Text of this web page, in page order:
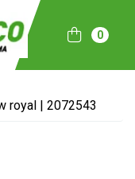
0
royal | 2072543